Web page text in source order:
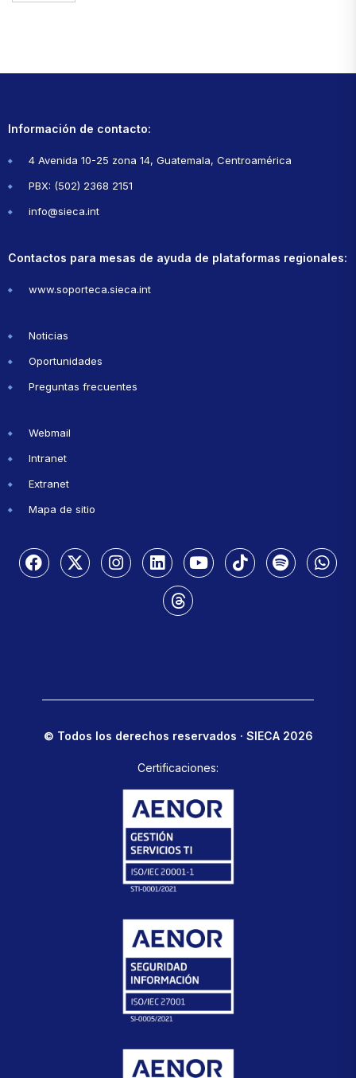
Información de contacto:
4 Avenida 10-25 zona 14, Guatemala, Centroamérica
PBX: (502) 2368 2151
info@sieca.int
Contactos para mesas de ayuda de plataformas regionales:
www.soporteca.sieca.int
Noticias
Oportunidades
Preguntas frecuentes
Webmail
Intranet
Extranet
Mapa de sitio
© Todos los derechos reservados · SIECA 2026
Certificaciones: